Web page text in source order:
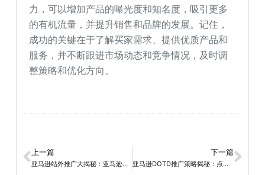
力，可以增加产品的曝光度和知名度，吸引更多
的有机流量，并提升销售和品牌的发展。记住，
成功的关键在于了解买家需求、提供优质产品和
服务，并不断跟进市场动态和竞争情况，及时调
整策略和优化方向。
上一篇
亚马逊站外推广大揭秘：亚马逊卖家的销量突破法则
下一篇
亚马逊DOTD推广策略揭秘：点燃销售热潮，实现销售巅峰！